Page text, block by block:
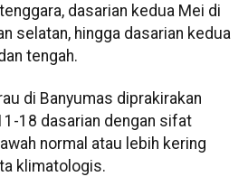
dasarian kedua Mei di
selatan, hingga dasarian kedua
tengah.
di Banyumas diprakirakan
18 dasarian dengan sifat
normal atau lebih kering
klimatologis.